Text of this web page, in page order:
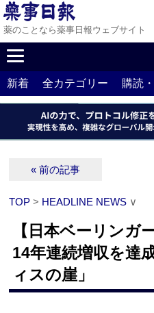
薬のことなら薬事日報ウェブサイト
新着 全カテゴリー 購読
« 前の記事
TOP > HEADLINE NEWS ∨
【日本ベーリンガ
14年連続増収を達
ィスの崖」